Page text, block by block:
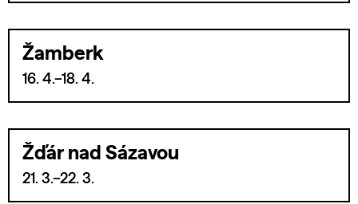
Žamberk
16. 4.–18. 4.
Žďár nad Sázavou
21. 3.–22. 3.